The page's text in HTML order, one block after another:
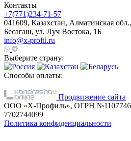
Контакты
+7(771)234-71-57
041609, Казахстан, Алматинская
Бесагаш, ул. Луч Востока, 1Б
info@x-profil.ru
Выберите страну:
Способы оплаты:
Продвижение сайта
ООО «Х-Профиль», ОГРН
7702744099
Политика конфиденциальности